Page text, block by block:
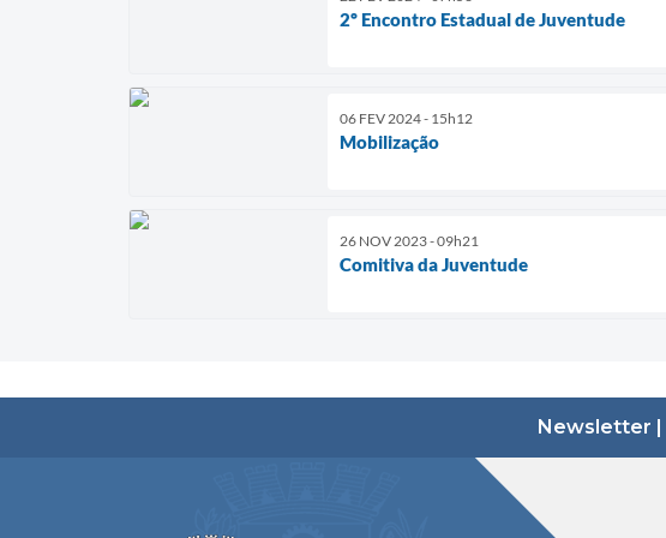
2º Encontro Estadual de Juventude
06 FEV 2024 - 15h12
Mobilização
26 NOV 2023 - 09h21
Comitiva da Juventude
Newsletter |